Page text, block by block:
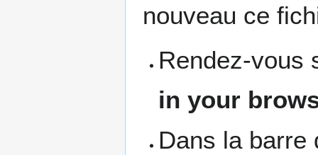
nouveau ce
Rendez-vous
in your
Dans la